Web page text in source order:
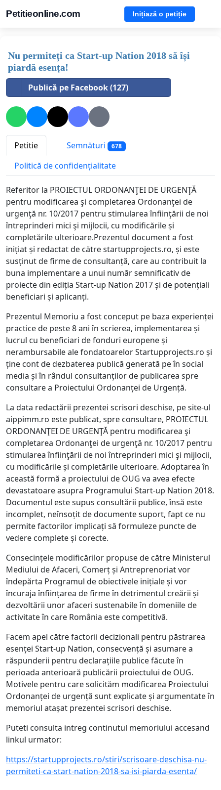
Petitieonline.com Inițiază o petiție
Nu permiteți ca Start-up Nation 2018 să își
piardă esența!
Publică pe Facebook (127)
Petitie Semnături 678
Politică de confidențialitate
Referitor la PROIECTUL ORDONANŢEI DE URGENŢĂ
pentru modificarea şi completarea Ordonanţei de
urgenţă nr. 10/2017 pentru stimularea înfiinţării de noi
întreprinderi mici şi mijlocii, cu modificările și
completările ulterioare.Prezentul document a fost
inițiat și redactat de către startupprojects.ro, și este
susținut de firme de consultanță, care au contribuit la
buna implementare a unui număr semnificativ de
proiecte din ediția Start-up Nation 2017 și de potențiali
beneficiari și aplicanți.
Prezentul Memoriu a fost conceput pe baza experienței
practice de peste 8 ani în scrierea, implementarea și
lucrul cu beneficiari de fonduri europene și
nerambursabile ale fondatoarelor Startupprojects.ro și
ține cont de dezbaterea publică generată pe în social
media și în rândul consultanților de publicarea spre
consultare a Proiectului Ordonanței de Urgență.
La data redactării prezentei scrisori deschise, pe site-ul
aippimm.ro este publicat, spre consultare, PROIECTUL
ORDONANŢEI DE URGENŢĂ pentru modificarea şi
completarea Ordonanţei de urgenţă nr. 10/2017 pentru
stimularea înfiinţării de noi întreprinderi mici şi mijlocii,
cu modificările și completările ulterioare. Adoptarea în
această formă a proiectului de OUG va avea efecte
devastatoare asupra Programului Start-up Nation 2018.
Documentul este supus consultării publice, însă este
incomplet, neînsoțit de documente suport, fapt ce nu
permite factorilor implicați să formuleze puncte de
vedere complete și corecte.
Consecințele modificărilor propuse de către Ministerul
Mediului de Afaceri, Comerț și Antreprenoriat vor
îndepărta Programul de obiectivele inițiale și vor
încuraja înființarea de firme în detrimentul creării și
dezvoltării unor afaceri sustenabile în domeniile de
activitate în care România este competitivă.
Facem apel către factorii decizionali pentru păstrarea
esenței Start-up Nation, consecvență și asumare a
răspunderii pentru declarațiile publice făcute în
perioada anterioară publicării proiectului de OUG.
Motivele pentru care solicităm modificarea Proiectului
Ordonanței de urgență sunt explicate și argumentate în
memoriul atașat prezentei scrisori deschise.
Puteti consulta intreg continutul memoriului accesand
linkul urmator:
https://startupprojects.ro/stiri/scrisoare-deschisa-nu-
permiteti-ca-start-nation-2018-sa-isi-piarda-esenta/